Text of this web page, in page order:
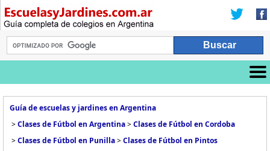
Guía de escuelas y jardines en Argentina
>Clases de Fútbol en Argentina>Clases de Fútbol en Cordoba
>Clases de Fútbol en Punilla>Clases de Fútbol en Pintos